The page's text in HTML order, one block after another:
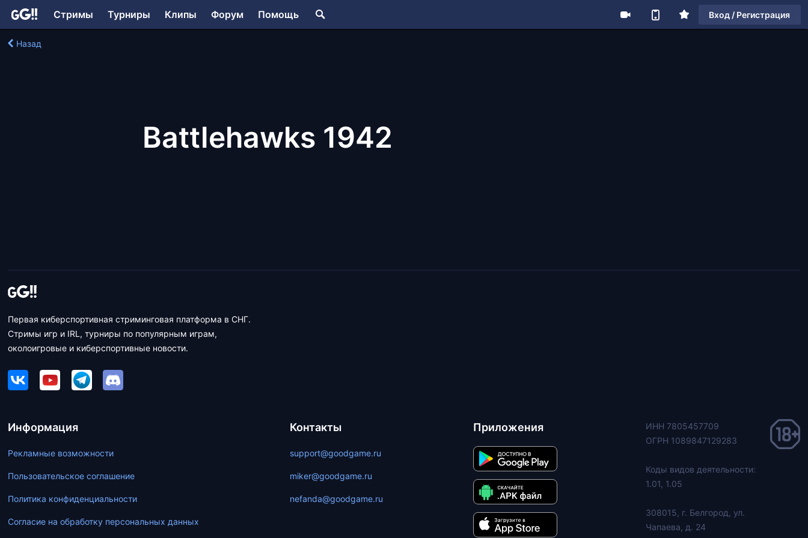
Стримы Турниры Клипы Форум Помощь Вход / Регистрация
Назад
Battlehawks 1942
Первая киберспортивная стриминговая платформа в СНГ.
Стримы игр и IRL, турниры по популярным играм,
околоигровые и киберспортивные новости.
Информация
Рекламные возможности
Пользовательское соглашение
Политика конфиденциальности
Согласие на обработку персональных данных
Контакты
support@goodgame.ru
miker@goodgame.ru
nefanda@goodgame.ru
Приложения
ИНН 7805457709
ОГРН 1089847129283
Коды видов деятельности:
1.01, 1.05
308015, г. Белгород, ул.
Чапаева, д. 24